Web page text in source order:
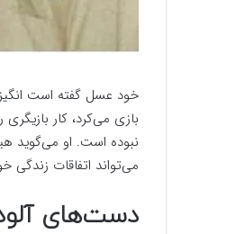
خود عسل گفته است
بازی می‌کرد، کار
نبوده است. او می‌گوید
می‌تواند اتفاقات زندگی
دست‌های